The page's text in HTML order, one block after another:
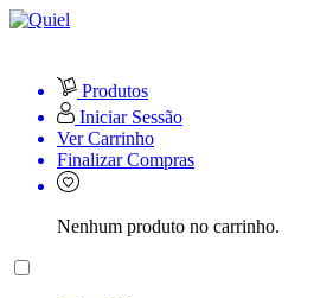
Produtos
Iniciar Sessão
Ver Carrinho
Finalizar Compras
Nenhum produto no carrinho.